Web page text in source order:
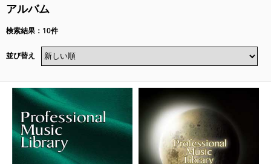
アルバム
検索結果：10件
並び替え